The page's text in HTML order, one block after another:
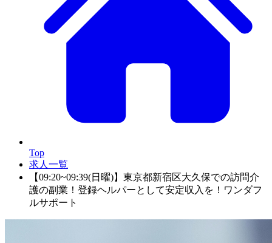
Top
求人一覧
【09:20~09:39(日曜)】東京都新宿区大久保での訪問介
護の副業！登録ヘルパーとして安定収入を！ワンダフ
ルサポート